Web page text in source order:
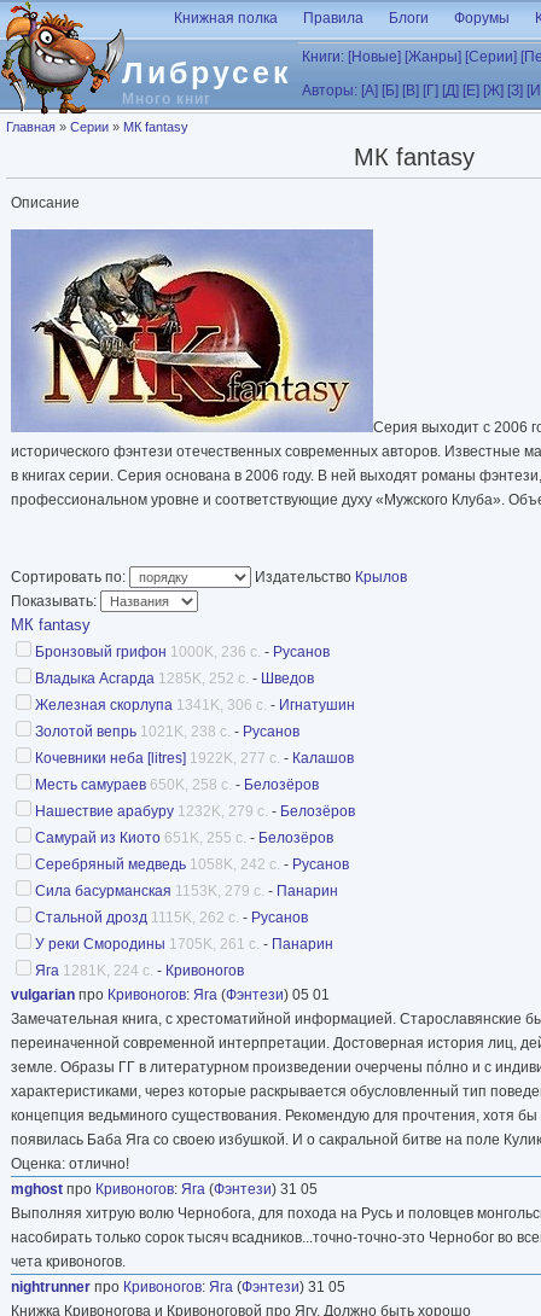
Перейти к основному содержанию
Либрусек
Много книг
Книжная полка Правила Блоги Форумы
Книги: [Новые] [Жанры] [Серии]
Авторы: [А] [Б] [В] [Г] [Д] [Е] [Ж] [З]
Вы здесь
Главная » Серии » МК fantasy
МК fantasy
Описание
Серия выходит с 2006
исторического фэнтези отечественных современных авторов. Известные
в книгах серии. Серия основана в 2006 году. В ней выходят романы
профессиональном уровне и соответствующие духу «Мужского Клуба».
Сортировать по: Издательство Крылов
Показывать:
МК fantasy
Бронзовый грифон 1000K, 236 с. - Русанов
Владыка Асгарда 1285K, 252 с. - Шведов
Железная скорлупа 1341K, 306 с. - Игнатушин
Золотой вепрь 1021K, 238 с. - Русанов
Кочевники неба [litres] 1922K, 277 с. - Калашов
Месть самураев 650K, 258 с. - Белозёров
Нашествие арабуру 1232K, 279 с. - Белозёров
Самурай из Киото 651K, 255 с. - Белозёров
Серебряный медведь 1058K, 242 с. - Русанов
Сила басурманская 1153K, 279 с. - Панарин
Стальной дрозд 1115K, 262 с. - Русанов
У реки Смородины 1705K, 261 с. - Панарин
Яга 1281K, 224 с. - Кривоногов
vulgarian про Кривоногов: Яга (Фэнтези) 05 01
Замечательная книга, с хрестоматийной информацией. Старославянские
переиначенной современной интерпретации. Достоверная история лиц,
земле. Образы ГГ в литературном произведении очерчены пóлно и с
характеристиками, через которые раскрывается обусловленный тип
концепция ведьминого существования. Рекомендую для прочтения, хотя бы
появилась Баба Яга со своею избушкой. И о сакральной битве на поле
Оценка: отлично!
mghost про Кривоногов: Яга (Фэнтези) 31 05
Выполняя хитрую волю Чернобога, для похода на Русь и половцев
насобирать только сорок тысяч всадников...точно-точно-это Чернобог во
чета кривоногов.
nightrunner про Кривоногов: Яга (Фэнтези) 31 05
Книжка Кривоногова и Кривоноговой про Ягу. Должно быть хорошо